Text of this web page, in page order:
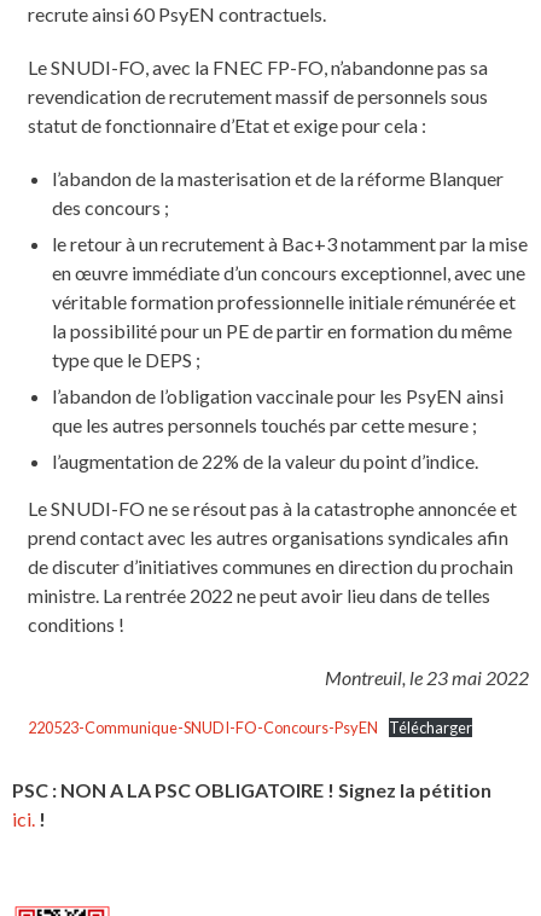
recrute ainsi 60 PsyEN contractuels.
Le SNUDI-FO, avec la FNEC FP-FO, n’abandonne pas sa
revendication de recrutement massif de personnels sous
statut de fonctionnaire d’Etat et exige pour cela :
l’abandon de la masterisation et de la réforme Blanquer
des concours ;
le retour à un recrutement à Bac+3 notamment par la mise
en œuvre immédiate d’un concours exceptionnel, avec une
véritable formation professionnelle initiale rémunérée et
la possibilité pour un PE de partir en formation du même
type que le DEPS ;
l’abandon de l’obligation vaccinale pour les PsyEN ainsi
que les autres personnels touchés par cette mesure ;
l’augmentation de 22% de la valeur du point d’indice.
Le SNUDI-FO ne se résout pas à la catastrophe annoncée et
prend contact avec les autres organisations syndicales afin
de discuter d’initiatives communes en direction du prochain
ministre. La rentrée 2022 ne peut avoir lieu dans de telles
conditions !
Montreuil, le 23 mai 2022
220523-Communique-SNUDI-FO-Concours-PsyEN Télécharger
PSC : NON A LA PSC OBLIGATOIRE ! Signez la pétition
ici. !